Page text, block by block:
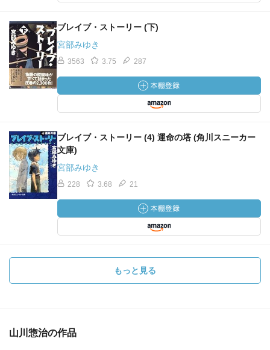
ブレイブ・ストーリー (下)
宮部みゆき
3563 3.75 287
ブレイブ・ストーリー (4) 運命の塔 (角川スニーカー
文庫)
宮部みゆき
228 3.68 21
もっと見る
山川惣治の作品